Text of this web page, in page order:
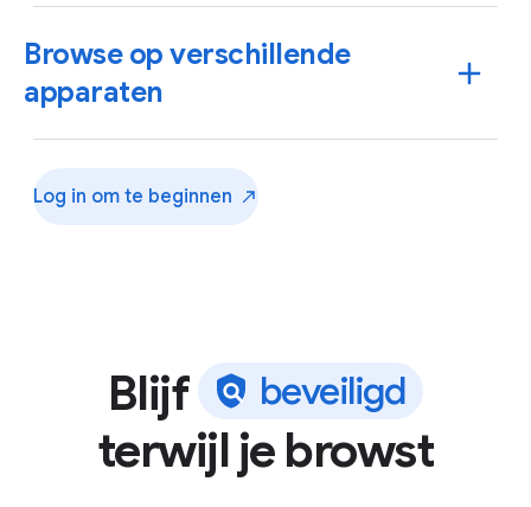
Browse op verschillende
apparaten
Log in om te beginnen
Blijf beveiligd
terwijl je browst